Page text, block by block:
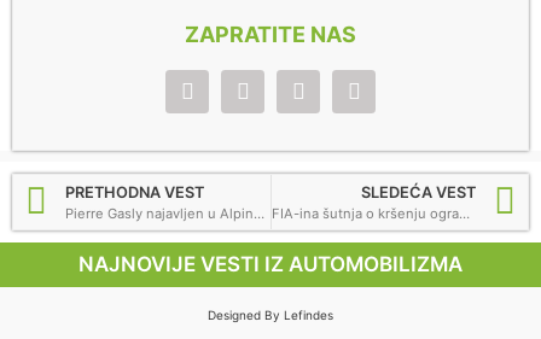
ZAPRATITE NAS
PRETHODNA VEST
Pierre Gasly najavljen u Alpine, Nyck de Vries za AlphaTauri za 2023.
SLEDEĆA VEST
FIA-ina šutnja o kršenju ograničenja troškova Red Bulla je štetna za F1
NAJNOVIJE VESTI IZ AUTOMOBILIZMA
Designed By Lefindes